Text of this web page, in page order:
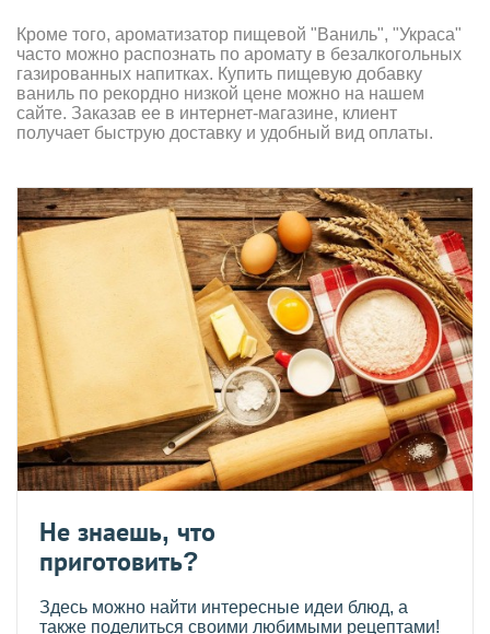
Кроме того, ароматизатор пищевой "Ваниль", "Украса"
часто можно распознать по аромату в безалкогольных
газированных напитках. Купить пищевую добавку
ваниль по рекордно низкой цене можно на нашем
сайте. Заказав ее в интернет-магазине, клиент
получает быструю доставку и удобный вид оплаты.
Не знаешь, что
приготовить?
Здесь можно найти интересные идеи блюд, а
также поделиться своими любимыми рецептами!